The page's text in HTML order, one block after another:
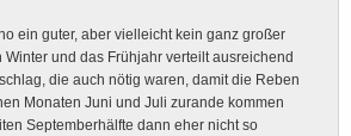
ein guter, aber vielleicht kein ganz großer
und das Frühjahr verteilt ausreichend
die auch nötig waren, damit die Reben
Monaten Juni und Juli zurande kommen
Septemberhälfte dann eher nicht so